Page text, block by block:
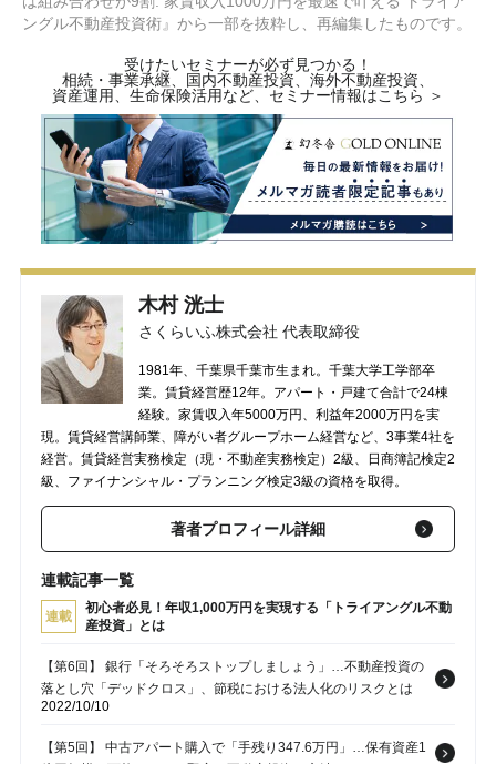
ングル不動産投資術』から一部を抜粋し、再編集したものです。
受けたいセミナーが必ず見つかる！
相続・事業承継、国内不動産投資、海外不動産投資、
資産運用、生命保険活用など、セミナー情報はこちら ＞
木村 洸士
さくらいふ株式会社 代表取締役
1981年、千葉県千葉市生まれ。千葉大学工学部卒
業。賃貸経営歴12年。アパート・戸建て合計で24棟
経験。家賃収入年5000万円、利益年2000万円を実
現。賃貸経営講師業、障がい者グループホーム経営など、3事業4社を
経営。賃貸経営実務検定（現・不動産実務検定）2級、日商簿記検定2
級、ファイナンシャル・プランニング検定3級の資格を取得。
著者プロフィール詳細
連載記事一覧
連載
初心者必見！年収1,000万円を実現する「トライアングル不動
産投資」とは
【第6回】 銀行「そろそろストップしましょう」…不動産投資の
落とし穴「デッドクロス」、節税における法人化のリスクとは
2022/10/10
【第5回】 中古アパート購入で「手残り347.6万円」…保有資産1